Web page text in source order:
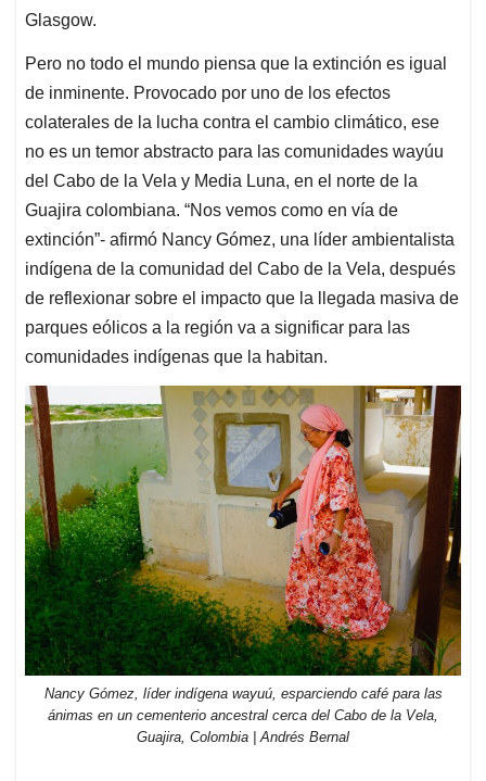
Glasgow.
Pero no todo el mundo piensa que la extinción es igual
de inminente. Provocado por uno de los efectos
colaterales de la lucha contra el cambio climático, ese
no es un temor abstracto para las comunidades wayúu
del Cabo de la Vela y Media Luna, en el norte de la
Guajira colombiana. “Nos vemos como en vía de
extinción”- afirmó Nancy Gómez, una líder ambientalista
indígena de la comunidad del Cabo de la Vela, después
de reflexionar sobre el impacto que la llegada masiva de
parques eólicos a la región va a significar para las
comunidades indígenas que la habitan.
Nancy Gómez, líder indígena wayuú, esparciendo café para las
ánimas en un cementerio ancestral cerca del Cabo de la Vela,
Guajira, Colombia | Andrés Bernal